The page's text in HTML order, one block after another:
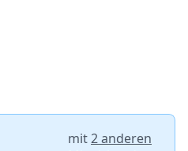
mit2 anderen